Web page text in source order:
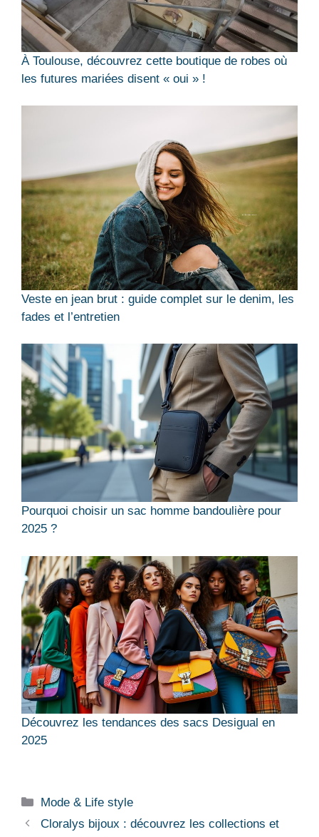
À Toulouse, découvrez cette boutique de robes où
les futures mariées disent « oui » !
Veste en jean brut : guide complet sur le denim, les
fades et l’entretien
Pourquoi choisir un sac homme bandoulière pour
2025 ?
Découvrez les tendances des sacs Desigual en
2025
Catégories
Mode & Life style
Cloralys bijoux : découvrez les collections et